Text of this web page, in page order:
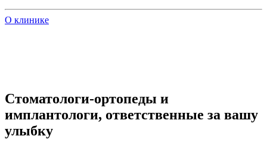
О клинике
Стоматологи-ортопеды и
имплантологи, ответственные за вашу
улыбку